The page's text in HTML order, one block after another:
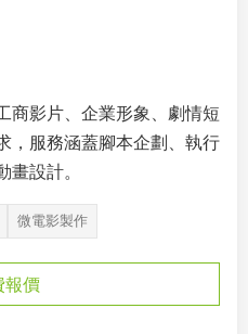
商影片、企業形象、劇情短
，服務涵蓋腳本企劃、執行
畫設計。
微電影製作
報價